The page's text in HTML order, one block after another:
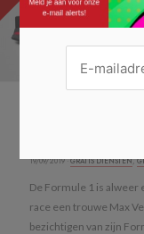
Bezichtig de
Verstappen
19/09/2019 ·GRATIS DIENSTEN,
De Formule 1 is alweer
race een trouwe Max
bezichtigen van zijn